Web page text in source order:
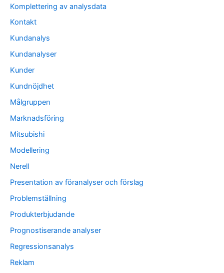
Komplettering av analysdata
Kontakt
Kundanalys
Kundanalyser
Kunder
Kundnöjdhet
Målgruppen
Marknadsföring
Mitsubishi
Modellering
Nerell
Presentation av föranalyser och förslag
Problemställning
Produkterbjudande
Prognostiserande analyser
Regressionsanalys
Reklam